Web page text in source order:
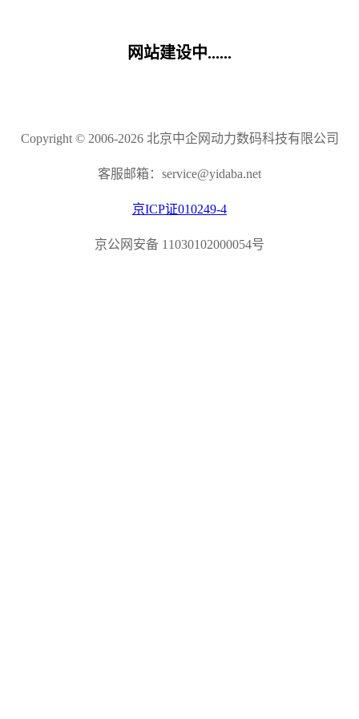
网站建设中......
Copyright © 2006-2026 北京中企网动力数码科技有限公司
客服邮箱：service@yidaba.net
京ICP证010249-4
京公网安备 11030102000054号